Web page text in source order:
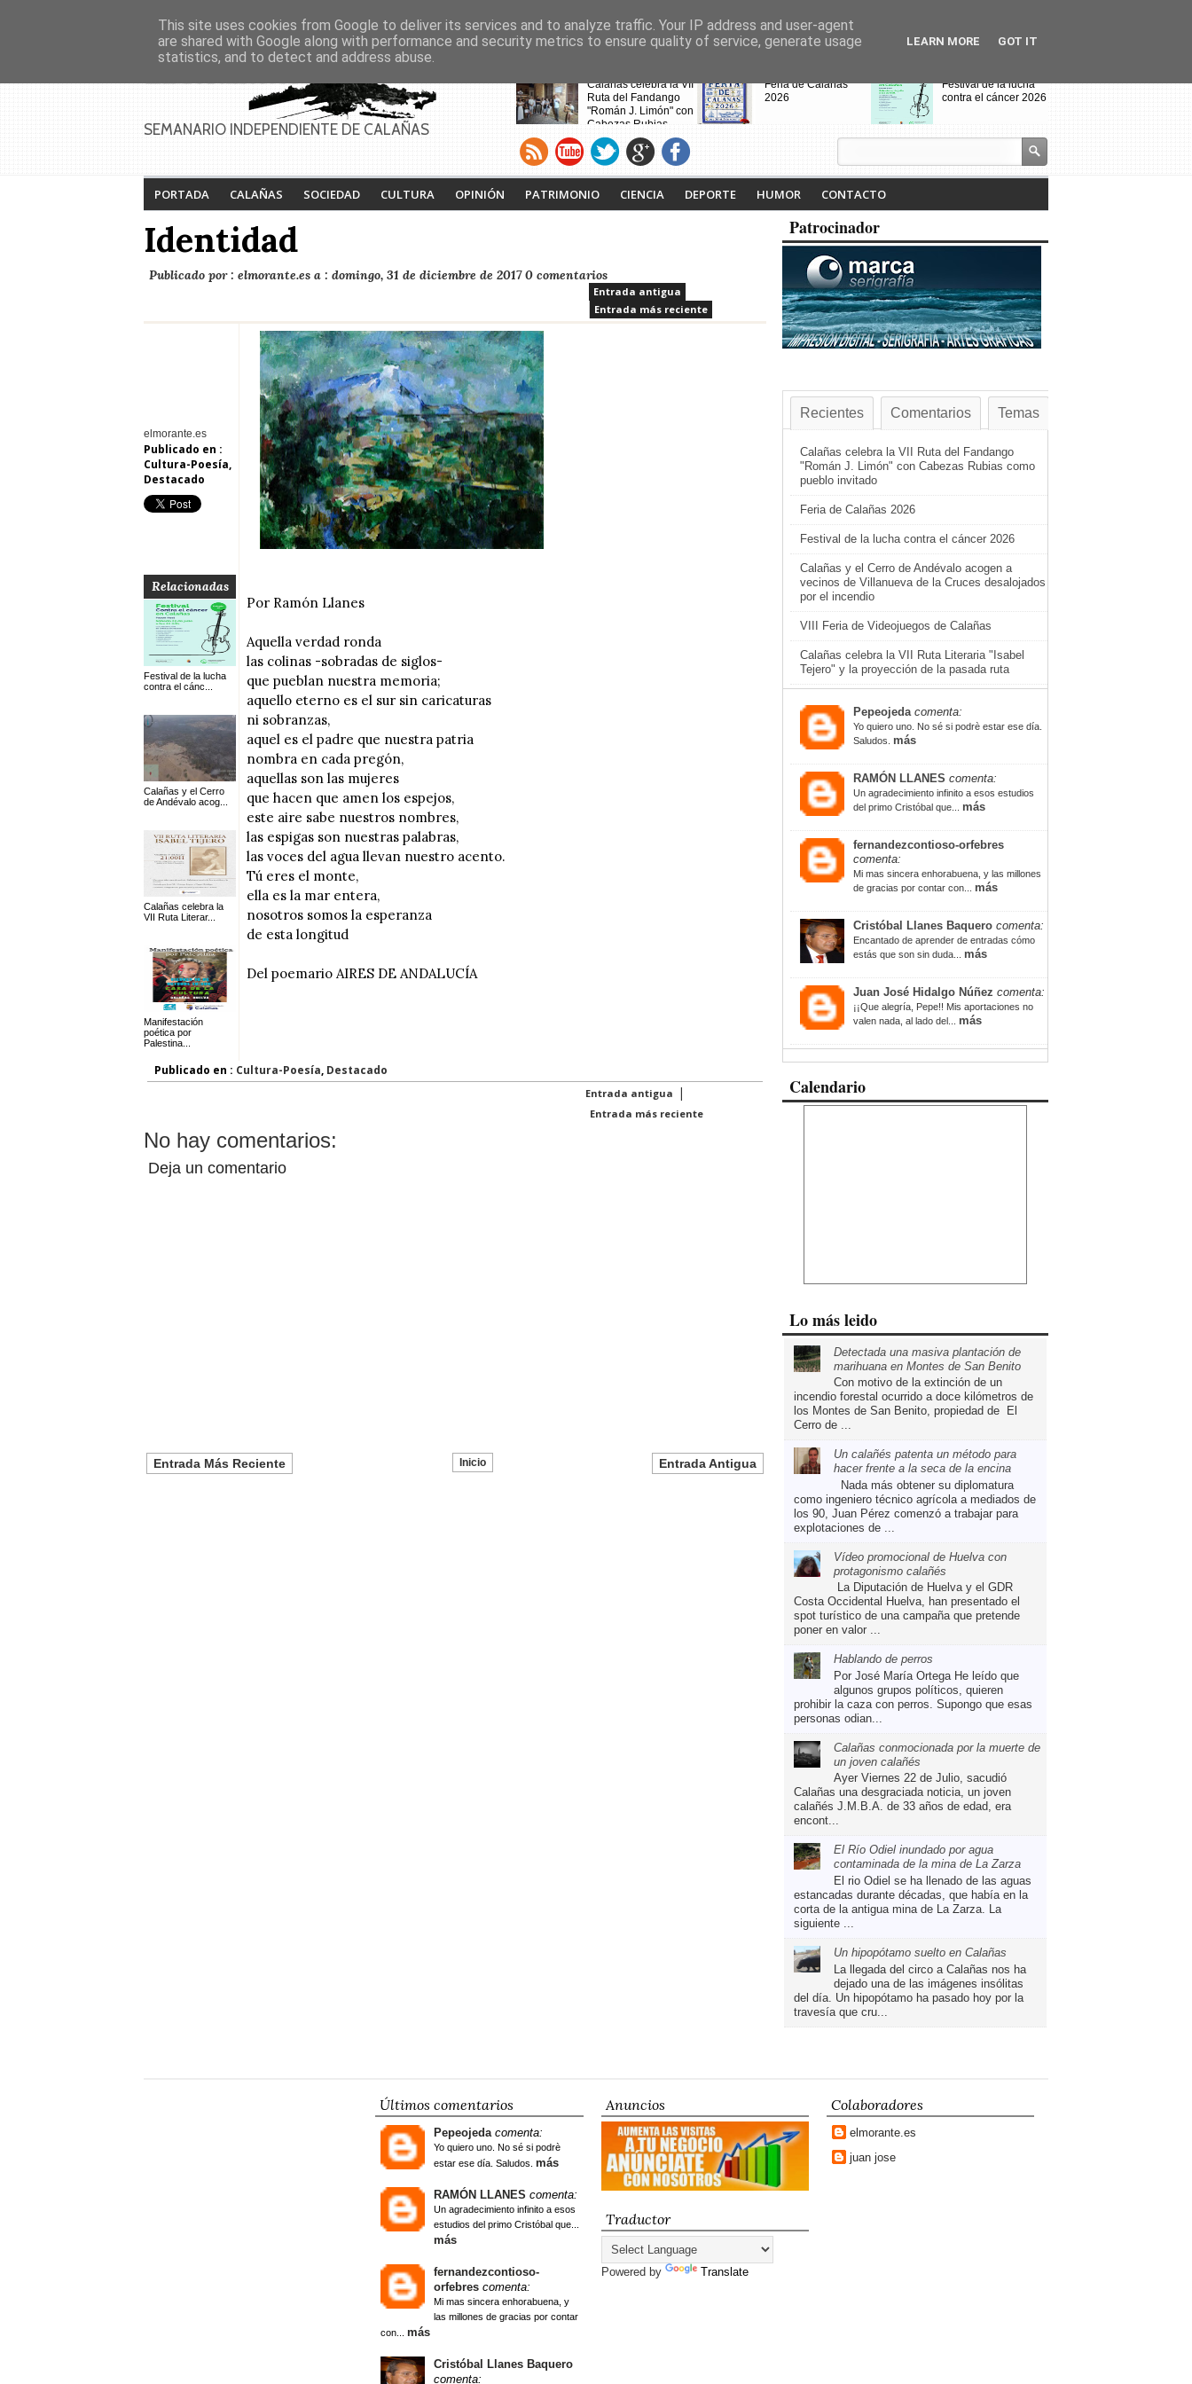
PAGINAS Inicio Contacto Anúnciate
SEMANARIO INDEPENDIENTE DE CALAÑAS
Calañas celebra la VII
Ruta del Fandango
"Román J. Limón" con
Cabezas Rubias
como pueblo invitado
Feria de Calañas
2026
Festival de la lucha
contra el cáncer 2026
Calañas y el Cerro de
vecinos de Villanueva
de la Cruces
desalojados por el
VIII Feria de
Calañas
pasada ruta
Calañas
PORTADA CALAÑAS SOCIEDAD CULTURA OPINIÓN PATRIMONIO CIENCIA DEPORTE HUMOR CONTACTO
Identidad
Publicado por : elmorante.es a : domingo, 31 de diciembre de 2017 0 comentarios
Entrada antigua
Entrada más reciente
elmorante.es
Publicado en :
Cultura-Poesía,
Destacado
Relacionadas
Festival de la lucha
contra el cánc...
Calañas y el Cerro
de Andévalo acog...
Calañas celebra la
VII Ruta Literar...
Manifestación
poética por
Palestina...
Por Ramón Llanes
Aquella verdad ronda
las colinas -sobradas de siglos-
que pueblan nuestra memoria;
aquello eterno es el sur sin caricaturas
ni sobranzas,
aquel es el padre que nuestra patria
nombra en cada pregón,
aquellas son las mujeres
que hacen que amen los espejos,
este aire sabe nuestros nombres,
las espigas son nuestras palabras,
las voces del agua llevan nuestro acento.
Tú eres el monte,
ella es la mar entera,
nosotros somos la esperanza
de esta longitud
Del poemario AIRES DE ANDALUCÍA
Publicado en : Cultura-Poesía, Destacado
Entrada antigua |
Entrada más reciente
No hay comentarios:
Deja un comentario
Entrada Más Reciente Entrada Antigua
Inicio
Patrocinador
Recientes Comentarios Temas
Calañas celebra la VII Ruta del Fandango
"Román J. Limón" con Cabezas Rubias como
pueblo invitado
Feria de Calañas 2026
Festival de la lucha contra el cáncer 2026
Calañas y el Cerro de Andévalo acogen a
vecinos de Villanueva de la Cruces desalojados
por el incendio
VIII Feria de Videojuegos de Calañas
Calañas celebra la VII Ruta Literaria "Isabel
Tejero" y la proyección de la pasada ruta
Pepeojeda comenta:
Yo quiero uno. No sé si podrè estar ese día.
Saludos. más
RAMÓN LLANES comenta:
Un agradecimiento infinito a esos estudios
del primo Cristóbal que... más
fernandezcontioso-orfebres
comenta:
Mi mas sincera enhorabuena, y las millones
de gracias por contar con... más
Cristóbal Llanes Baquero comenta:
Encantado de aprender de entradas cómo
estás que son sin duda... más
Juan José Hidalgo Núñez comenta:
¡¡Que alegría, Pepe!! Mis aportaciones no
valen nada, al lado del... más
Calendario
Lo más leido
Detectada una masiva plantación de
marihuana en Montes de San Benito
Con motivo de la extinción de un
incendio forestal ocurrido a doce kilómetros de
los Montes de San Benito, propiedad de El
Cerro de ...
Un calañés patenta un método para
hacer frente a la seca de la encina
Nada más obtener su diplomatura
como ingeniero técnico agrícola a mediados de
los 90, Juan Pérez comenzó a trabajar para
explotaciones de ...
Vídeo promocional de Huelva con
protagonismo calañés
La Diputación de Huelva y el GDR
Costa Occidental Huelva, han presentado el
spot turístico de una campaña que pretende
poner en valor ...
Hablando de perros
Por José María Ortega He leído que
algunos grupos políticos, quieren
prohibir la caza con perros. Supongo que esas
personas odian...
Calañas conmocionada por la muerte de
un joven calañés
Ayer Viernes 22 de Julio, sacudió
Calañas una desgraciada noticia, un joven
calañés J.M.B.A. de 33 años de edad, era
encont...
El Río Odiel inundado por agua
contaminada de la mina de La Zarza
El rio Odiel se ha llenado de las aguas
estancadas durante décadas, que había en la
corta de la antigua mina de La Zarza. La
siguiente ...
Un hipopótamo suelto en Calañas
La llegada del circo a Calañas nos ha
dejado una de las imágenes insólitas
del día. Un hipopótamo ha pasado hoy por la
travesía que cru...
Últimos comentarios
Pepeojeda comenta:
Yo quiero uno. No sé si podrè
estar ese día. Saludos. más
RAMÓN LLANES comenta:
Un agradecimiento infinito a esos
estudios del primo Cristóbal que...
más
fernandezcontioso-
orfebres comenta:
Mi mas sincera enhorabuena, y
las millones de gracias por contar
con... más
Cristóbal Llanes Baquero
comenta:
Anuncios
Traductor
Powered by Translate
Colaboradores
elmorante.es
juan jose
This site uses cookies from Google to deliver its services and to analyze traffic. Your IP address and user-agent
are shared with Google along with performance and security metrics to ensure quality of service, generate usage
statistics, and to detect and address abuse.
LEARN MORE GOT IT